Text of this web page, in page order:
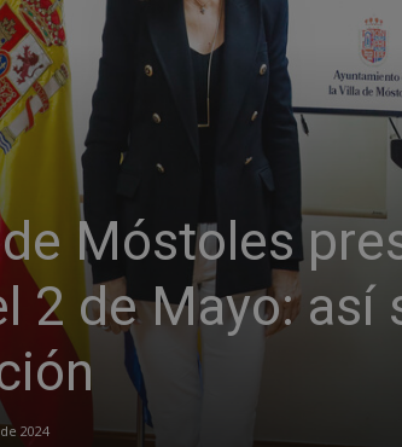
Móstoles
2 de Mayo: así
2024